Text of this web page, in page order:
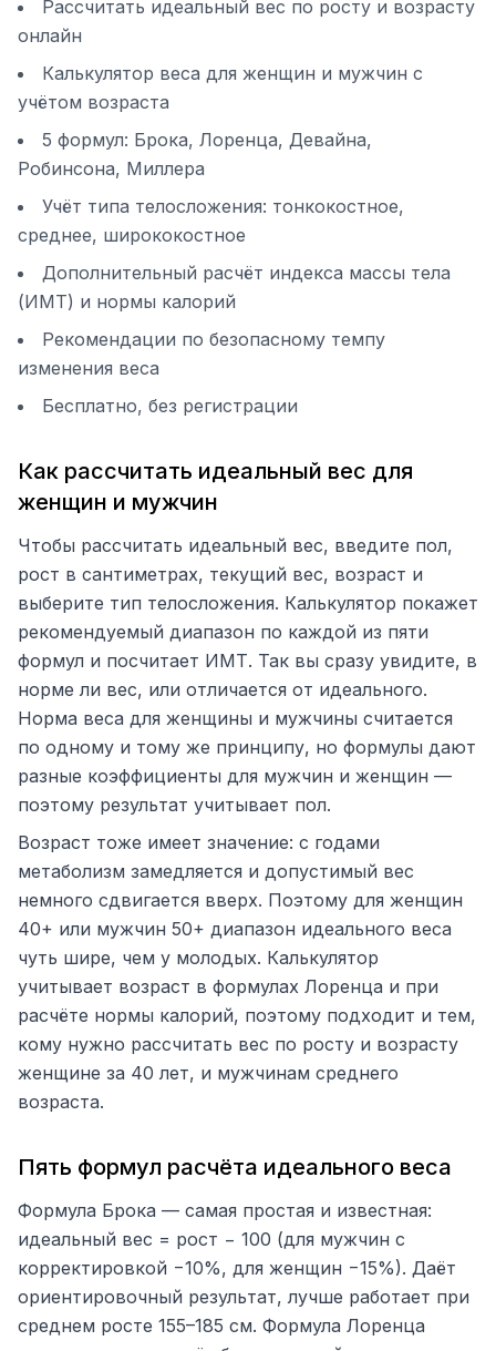
Рассчитать идеальный вес по росту и возрасту
онлайн
Калькулятор веса для женщин и мужчин с
учётом возраста
5 формул: Брока, Лоренца, Девайна,
Робинсона, Миллера
Учёт типа телосложения: тонкокостное,
среднее, ширококостное
Дополнительный расчёт индекса массы тела
(ИМТ) и нормы калорий
Рекомендации по безопасному темпу
изменения веса
Бесплатно, без регистрации
Как рассчитать идеальный вес для
женщин и мужчин
Чтобы рассчитать идеальный вес, введите пол,
рост в сантиметрах, текущий вес, возраст и
выберите тип телосложения. Калькулятор покажет
рекомендуемый диапазон по каждой из пяти
формул и посчитает ИМТ. Так вы сразу увидите, в
норме ли вес, или отличается от идеального.
Норма веса для женщины и мужчины считается
по одному и тому же принципу, но формулы дают
разные коэффициенты для мужчин и женщин —
поэтому результат учитывает пол.
Возраст тоже имеет значение: с годами
метаболизм замедляется и допустимый вес
немного сдвигается вверх. Поэтому для женщин
40+ или мужчин 50+ диапазон идеального веса
чуть шире, чем у молодых. Калькулятор
учитывает возраст в формулах Лоренца и при
расчёте нормы калорий, поэтому подходит и тем,
кому нужно рассчитать вес по росту и возрасту
женщине за 40 лет, и мужчинам среднего
возраста.
Пять формул расчёта идеального веса
Формула Брока — самая простая и известная:
идеальный вес = рост − 100 (для мужчин с
корректировкой −10%, для женщин −15%). Даёт
ориентировочный результат, лучше работает при
среднем росте 155–185 см. Формула Лоренца